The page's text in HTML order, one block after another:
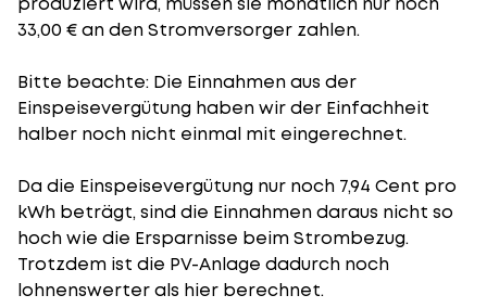
33,00 € an den Stromversorger zahlen.
Bitte beachte: Die Einnahmen aus der
Einspeisevergütung haben wir der Einfachheit
halber noch nicht einmal mit eingerechnet.
Da die Einspeisevergütung nur noch 7,94 Cent pro
kWh beträgt, sind die Einnahmen daraus nicht so
hoch wie die Ersparnisse beim Strombezug.
Trotzdem ist die PV-Anlage dadurch noch
lohnenswerter als hier berechnet.